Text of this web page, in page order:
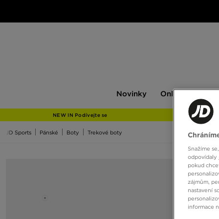
Novinky
JD
Only at JD
NEW IN Podívejte se
JD Sports Pánské Boty Trekové boty
Snažíme
odpovídaly
pokud
zájmům,
nastavení
informace